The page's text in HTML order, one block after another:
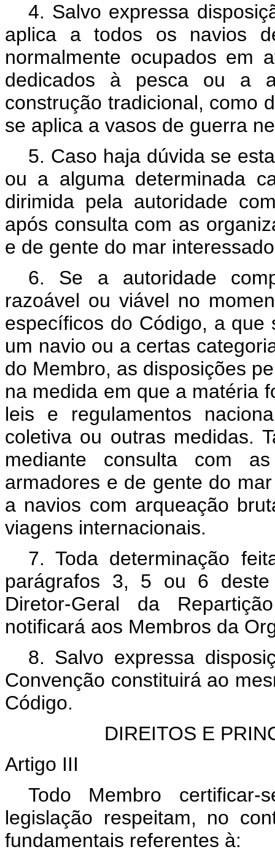
4. Salvo expressa
aplica a todos os navios
normalmente ocupados em
dedicados à pesca ou a
construção tradicional, como
se aplica a vasos de guerra
5. Caso haja dúvida se
ou a alguma determinada
dirimida pela autoridade
após consulta com as
e de gente do mar
6. Se a autoridade
razoável ou viável no
específicos do Código, a que
um navio ou a certas
do Membro, as disposições
na medida em que a matéria
leis e regulamentos
coletiva ou outras medidas.
mediante consulta com
armadores e de gente do
a navios com arqueação
viagens internacionais.
7. Toda determinação
parágrafos 3, 5 ou 6
Diretor-Geral da
notificará aos Membros da
8. Salvo expressa
Convenção constituirá ao
Código.
DIREITOS E
Artigo III
Todo Membro
legislação respeitam, no
fundamentais referentes à: